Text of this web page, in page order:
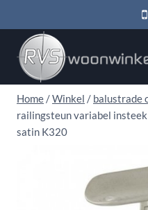
naar
inhoud
Home /Winkel / balustrade
railingsteun variabel
satin K320